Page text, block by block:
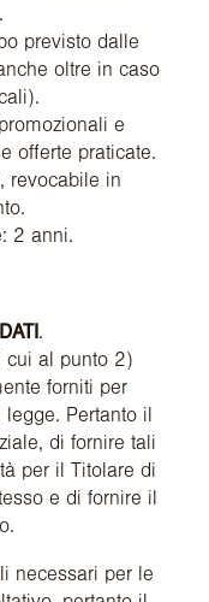
previsto dalle
oltre in caso
e
offerte praticate.
revocabile in
2 anni.
.
cui al punto 2)
forniti per
Pertanto il
di fornire tali
per il Titolare di
e di fornire il
necessari per le